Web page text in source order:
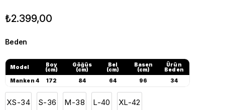
₺2.399,00
Beden
Model
Boy
(cm)
Göğüs
(cm)
Bel
(cm)
Basen
(cm)
Ürün
Beden
Manken 4
172 84 64 96 34
XS-34 S-36 M-38 L-40 XL-42